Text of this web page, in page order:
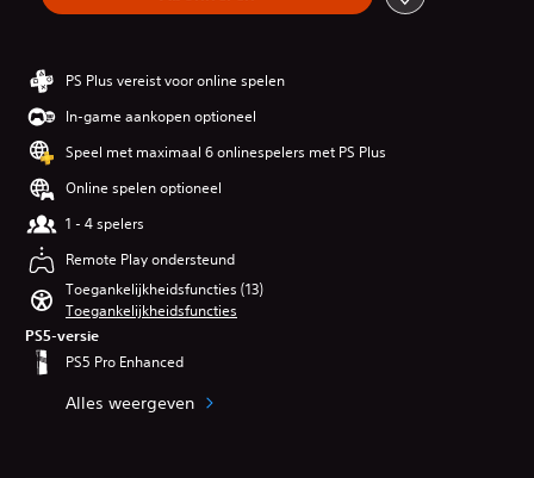
PS Plus vereist voor online spelen
In-game aankopen optioneel
Speel met maximaal 6 onlinespelers met PS Plus
Online spelen optioneel
1 - 4 spelers
Remote Play ondersteund
Toegankelijkheidsfuncties (13)
Toegankelijkheidsfuncties
PS5-versie
PS5 Pro Enhanced
Alles weergeven